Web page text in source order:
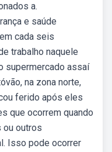
a.
e saúde
cada seis
trabalho naquele
supermercado assaí
na zona norte,
ferido após eles
que ocorrem quando
ou outros
Isso pode ocorrer